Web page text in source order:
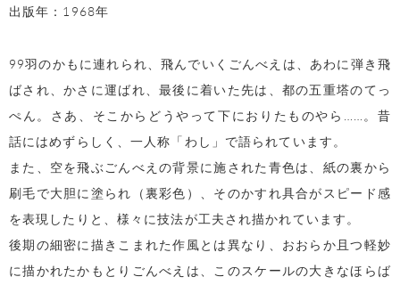
出版年：1968年
99羽のかもに連れられ、飛んでいくごんべえは、あわに弾き飛
ばされ、かさに運ばれ、最後に着いた先は、都の五重塔のてっ
ぺん。さあ、そこからどうやって下におりたものやら……。昔
話にはめずらしく、一人称「わし」で語られています。
また、空を飛ぶごんべえの背景に施された青色は、紙の裏から
刷毛で大胆に塗られ（裏彩色）、そのかすれ具合がスピード感
を表現したりと、様々に技法が工夫され描かれています。
後期の細密に描きこまれた作風とは異なり、おおらか且つ軽妙
に描かれたかもとりごんべえは、このスケールの大きなほらば